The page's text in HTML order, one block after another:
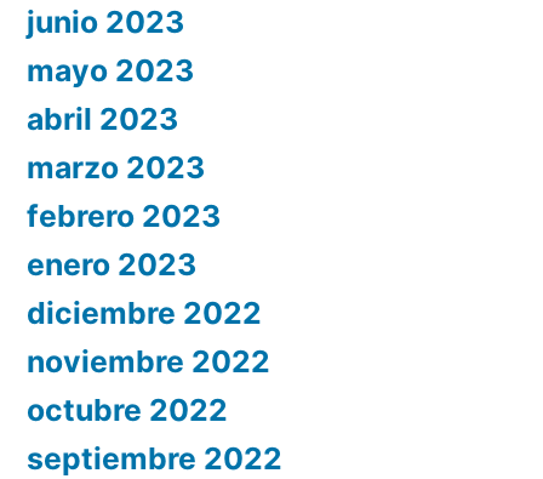
junio 2023
mayo 2023
abril 2023
marzo 2023
febrero 2023
enero 2023
diciembre 2022
noviembre 2022
octubre 2022
septiembre 2022